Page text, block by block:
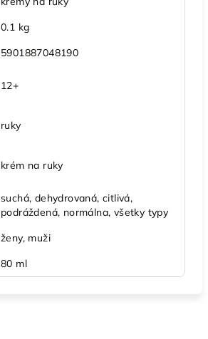
0.1 kg
5901887048190
12+
ruky
krém na ruky
suchá, dehydrovaná, citlivá,
podráždená, normálna, všetky typy
ženy, muži
80 ml